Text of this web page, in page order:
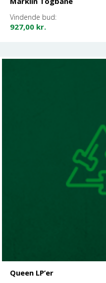
Vindende bud:
927,00 kr.
Queen LP’er